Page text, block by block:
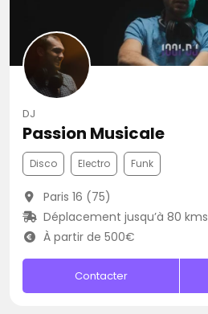
DJ
Passion Musicale
Disco Electro Funk
Paris 16 (75)
Déplacement jusqu’à 80 kms
À partir de 500€
Contacter